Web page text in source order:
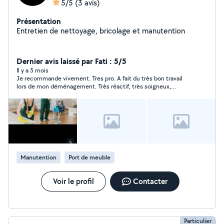
5/5 (3 avis)
Présentation
Entretien de nettoyage, bricolage et manutention
Dernier avis laissé par Fati : 5/5
Il y a 5 mois
Je recommande vivement. Tres pro. A fait du très bon travail
lors de mon déménagement. Très réactif, très soigneux,
Manutention Port de meuble
Voir le profil Contacter
Particulier